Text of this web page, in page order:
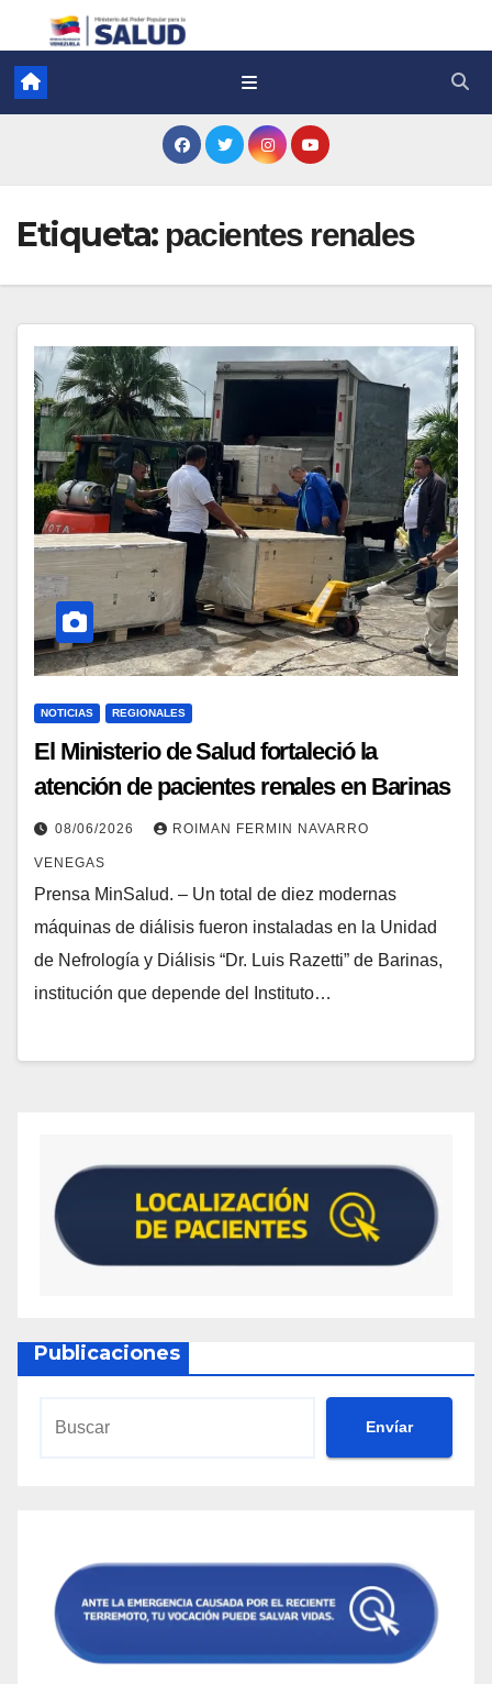
Etiqueta: pacientes renales
NOTICIAS REGIONALES
El Ministerio de Salud fortaleció la
atención de pacientes renales en Barinas
08/06/2026 ROIMAN FERMIN NAVARRO
VENEGAS
Prensa MinSalud. – Un total de diez modernas
máquinas de diálisis fueron instaladas en la Unidad
de Nefrología y Diálisis “Dr. Luis Razetti” de Barinas,
institución que depende del Instituto…
Publicaciones
Envíar